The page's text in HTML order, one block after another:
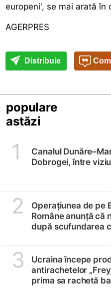
europeni', se mai arată în
AGERPRES
Distribuie
populare
astăzi
1
Canalul
Dobrogei, între
2
Operațiunea de pe
Române anunță că
după scufundarea
3
Ucraina începe
antirachetelor
prima sa rachetă